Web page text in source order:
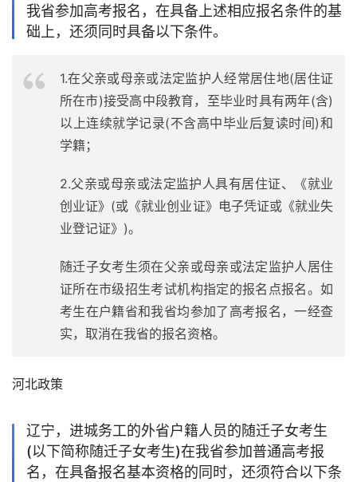
我省参加高考报名，在具备上述相应报名条件的基
础上，还须同时具备以下条件。
1.在父亲或母亲或法定监护人经常居住地(居住证
所在市)接受高中段教育，至毕业时具有两年(含)
以上连续就学记录(不含高中毕业后复读时间)和
学籍；
2.父亲或母亲或法定监护人具有居住证、《就业
创业证》(或《就业创业证》电子凭证或《就业失
业登记证》)。
随迁子女考生须在父亲或母亲或法定监护人居住
证所在市级招生考试机构指定的报名点报名。如
考生在户籍省和我省均参加了高考报名，一经查
实，取消在我省的报名资格。
河北政策
辽宁，进城务工的外省户籍人员的随迁子女考生
(以下简称随迁子女考生)在我省参加普通高考报
名，在具备报名基本资格的同时，还须符合以下条